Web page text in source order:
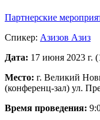
Партнерские
Спикер: Азизов Азиз
Дата: 17 июня 2023 г.
Место: г. Великий
(конференц-зал) ул.
Время проведения: